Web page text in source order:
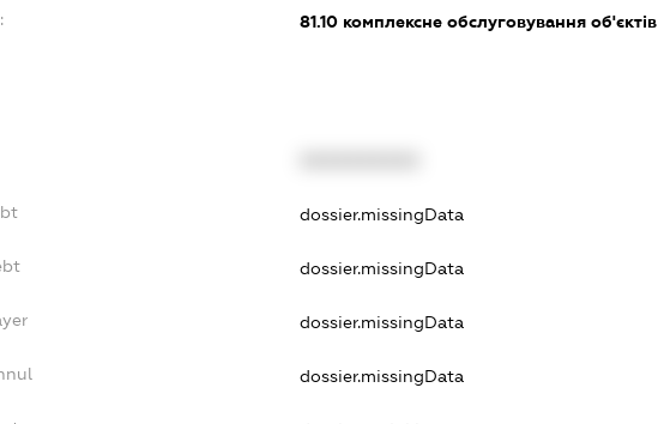
81.10 комплексне обслуговування об'єктів
dossier.missingData
dossier.missingData
dossier.missingData
dossier.missingData